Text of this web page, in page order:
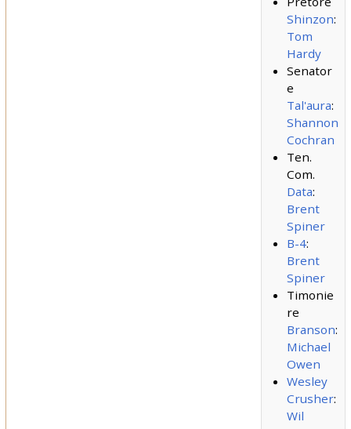
Shinzon:
Tom
Hardy
Senator
e
Tal'aura:
Shannon
Cochran
Ten.
Com.
Data:
Brent
Spiner
B-4:
Brent
Spiner
Timonie
re
Branson:
Michael
Owen
Wesley
Crusher:
Wil